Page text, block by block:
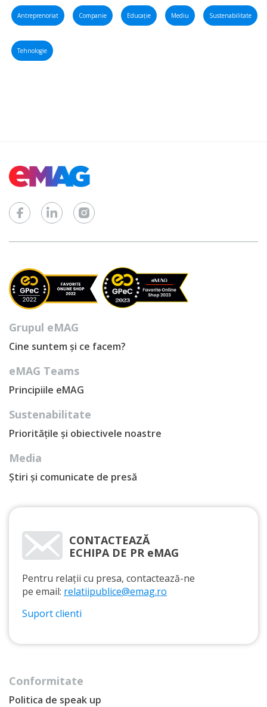
Antreprenoriat Companie Educație Mediu Sustenabilitate
Tehnologie
Grupul eMAG
Cine suntem și ce facem?
eMAG Teams
Principiile eMAG
Sustenabilitate
Prioritățile și obiectivele noastre
Media
Știri și comunicate de presă
CONTACTEAZĂ
ECHIPA DE PR eMAG
Pentru relații cu presa, contactează-ne
pe email: relatiipublice@emag.ro
Suport clienti
Conformitate
Politica de speak up